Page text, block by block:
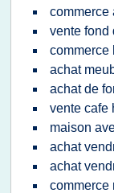
commerce
vente fond
commerce
achat
achat de
vente cafe
maison
achat
achat
commerce